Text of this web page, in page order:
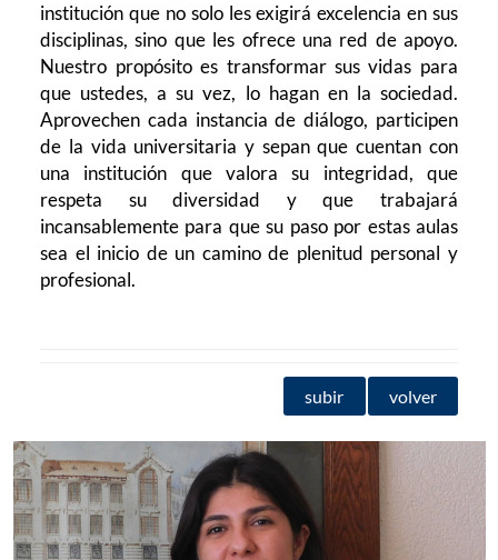
institución que no solo les exigirá excelencia en sus
disciplinas, sino que les ofrece una red de apoyo.
Nuestro propósito es transformar sus vidas para
que ustedes, a su vez, lo hagan en la sociedad.
Aprovechen cada instancia de diálogo, participen
de la vida universitaria y sepan que cuentan con
una institución que valora su integridad, que
respeta su diversidad y que trabajará
incansablemente para que su paso por estas aulas
sea el inicio de un camino de plenitud personal y
profesional.
subir volver